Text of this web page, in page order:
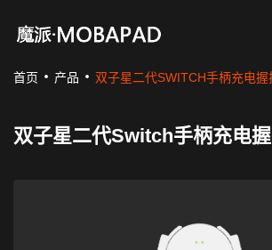
首页 产品 双子星二代SWITCH手柄充电握
双子星二代Switch手柄充电